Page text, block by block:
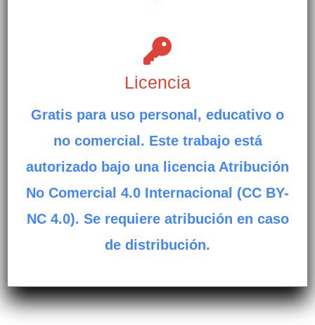
Licencia
Gratis para uso personal, educativo o
no comercial. Este trabajo está
autorizado bajo una licencia Atribución
No Comercial 4.0 Internacional (CC BY-
NC 4.0). Se requiere atribución en caso
de distribución.